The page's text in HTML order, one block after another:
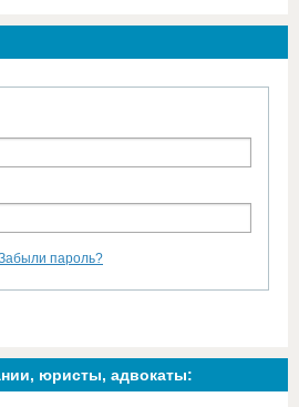
пароль?
юристы, адвокаты: